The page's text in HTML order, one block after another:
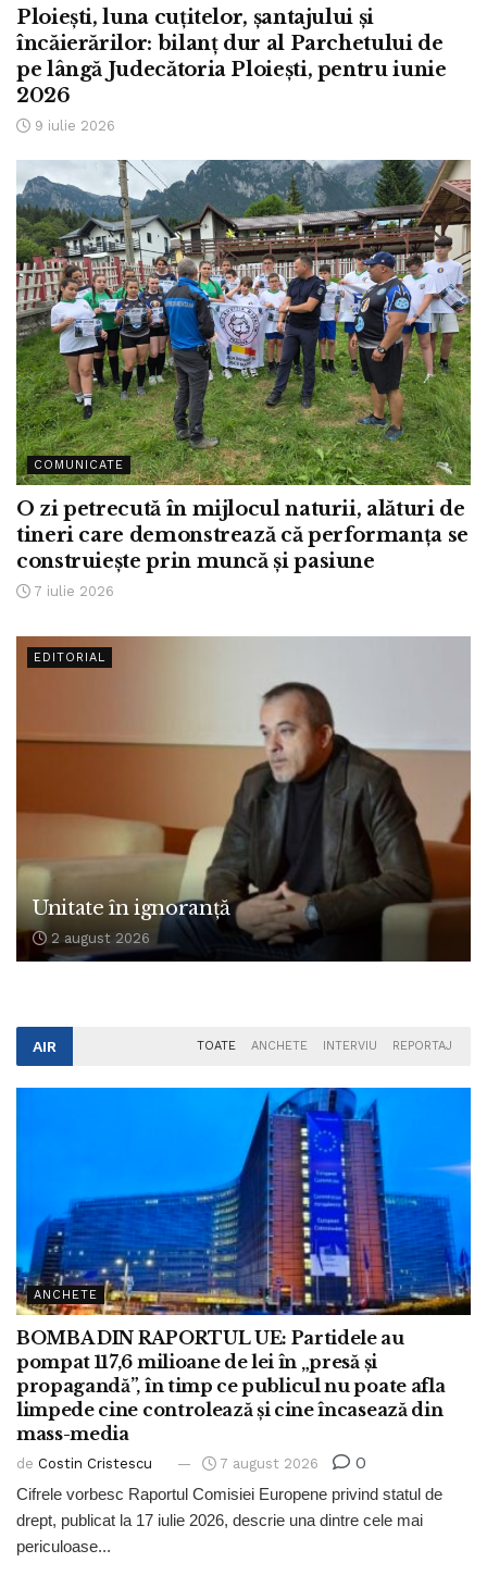
Ploiești, luna cuțitelor, șantajului și
încăierărilor: bilanț dur al Parchetului de
pe lângă Judecătoria Ploiești, pentru iunie
2026
9 iulie 2026
COMUNICATE
O zi petrecută în mijlocul naturii, alături de
tineri care demonstrează că performanța se
construiește prin muncă și pasiune
7 iulie 2026
EDITORIAL
Unitate în ignoranță
2 august 2026
AIR TOATE ANCHETE INTERVIU REPORTAJ
ANCHETE
BOMBA DIN RAPORTUL UE: Partidele au
pompat 117,6 milioane de lei în „presă și
propagandă”, în timp ce publicul nu poate afla
limpede cine controlează și cine încasează din
mass-media
de Costin Cristescu 7 august 2026 0
Cifrele vorbesc Raportul Comisiei Europene privind statul de
drept, publicat la 17 iulie 2026, descrie una dintre cele mai
periculoase...